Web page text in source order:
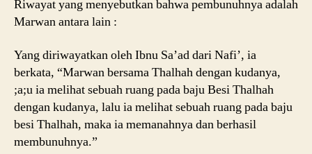
Riwayat yang menyebutkan bahwa pembunuhnya adalah
Marwan antara lain :
Yang diriwayatkan oleh Ibnu Sa’ad dari Nafi’, ia
berkata, “Marwan bersama Thalhah dengan kudanya,
;a;u ia melihat sebuah ruang pada baju Besi Thalhah
dengan kudanya, lalu ia melihat sebuah ruang pada baju
besi Thalhah, maka ia memanahnya dan berhasil
membunuhnya.”